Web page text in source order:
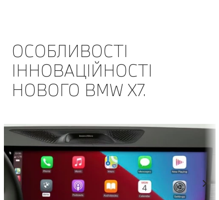
ОСОБЛИВОСТІ
ІННОВАЦІЙНОСТІ
НОВОГО BMW Х7.